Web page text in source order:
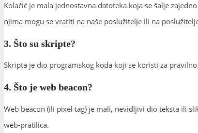
Kolačić je mala jednostavna datoteka koja se šalje
njima mogu se vratiti na naše poslužitelje ili na
3. Što su skripte?
Skripta je dio programskog koda koji se koristi za
4. Što je web beacon?
Web beacon (ili pixel tag) je mali, nevidljivi dio teksta ili
web-pratilica.